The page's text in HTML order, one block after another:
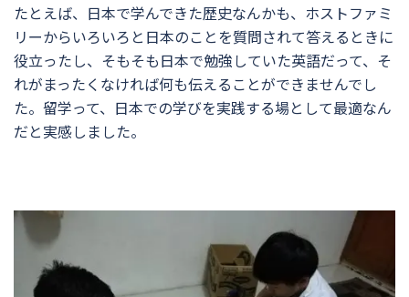
たとえば、日本で学んできた歴史なんかも、ホストファミ
リーからいろいろと日本のことを質問されて答えるときに
役立ったし、そもそも日本で勉強していた英語だって、そ
れがまったくなければ何も伝えることができませんでし
た。留学って、日本での学びを実践する場として最適なん
だと実感しました。